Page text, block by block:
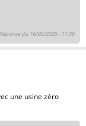
du 16/05/2025 - 11:09
une usine zéro